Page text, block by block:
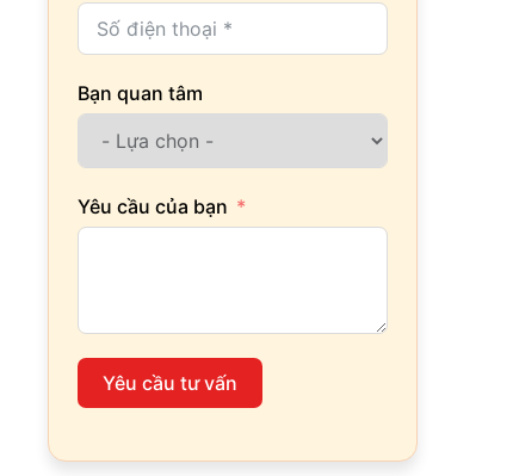
Bạn quan tâm
Yêu cầu của bạn
Yêu cầu tư vấn